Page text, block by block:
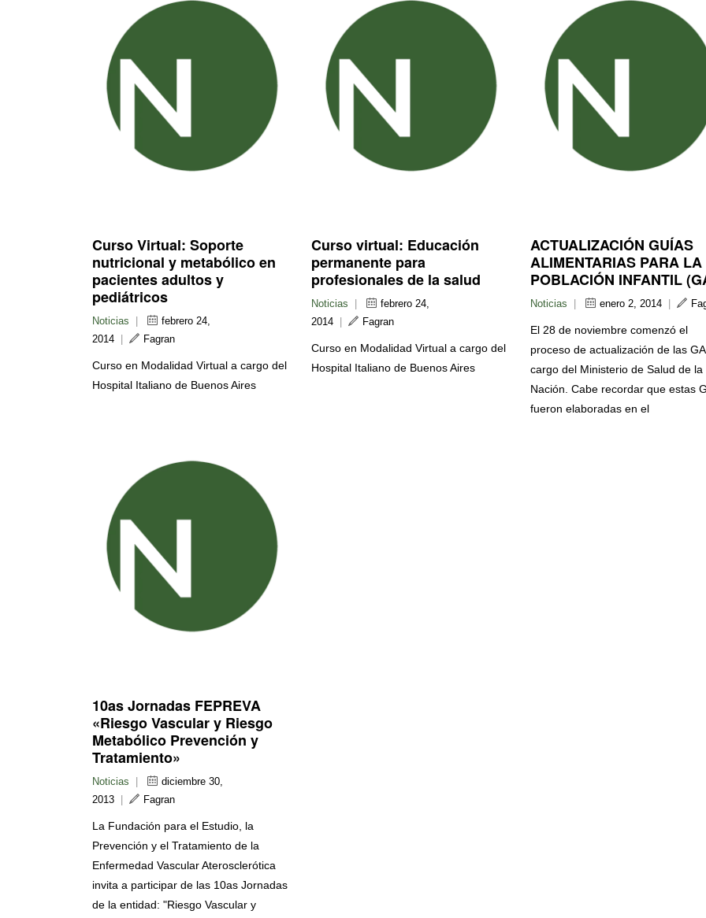
Curso Virtual: Soporte
nutricional y metabólico en
pacientes adultos y
pediátricos
Noticias
febrero 24,
2014
Fagran
Curso en Modalidad Virtual a cargo del
Hospital Italiano de Buenos Aires
Curso virtual: Educación
permanente para
profesionales de la salud
Noticias
febrero 24,
2014| Fagran
Curso en Modalidad Virtual a cargo del
Hospital Italiano de Buenos Aires
ACTUALIZACIÓN GUÍAS
ALIMENTARIAS PARA LA
POBLACIÓN INFANTIL
Noticias enero 2, 2014|
El 28 de noviembre comenzó el
proceso de actualización de las
cargo del Ministerio de Salud de la
Nación. Cabe recordar que estas
fueron elaboradas en el
10as Jornadas FEPREVA
«Riesgo Vascular y Riesgo
Metabólico Prevención y
Tratamiento»
Noticias
diciembre 30,
2013
Fagran
La Fundación para el Estudio, la
Prevención y el Tratamiento de la
Enfermedad Vascular Aterosclerótica
invita a participar de las 10as Jornadas
de la entidad: "Riesgo Vascular y